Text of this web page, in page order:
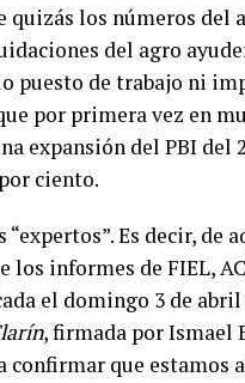
quizás los números del
del agro
puesto de trabajo ni
por primera vez en
expansión del PBI del
ciento.
Es decir, de
informes de FIEL,
el domingo 3 de
, firmada por Ismael
confirmar que estamos